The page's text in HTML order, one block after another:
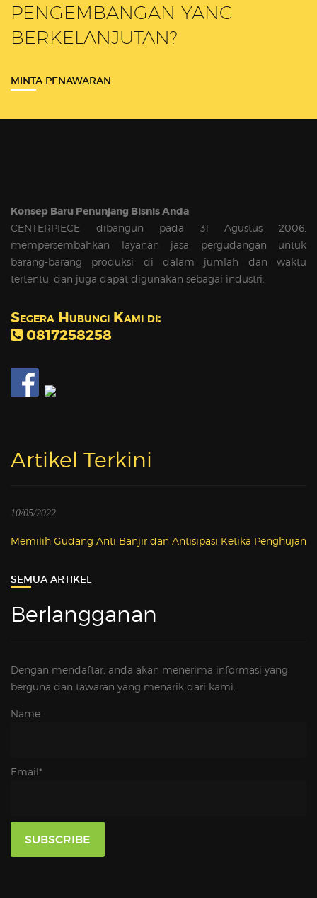
PENGEMBANGAN YANG
BERKELANJUTAN?
MINTA PENAWARAN
Konsep Baru Penunjang Bisnis Anda
CENTERPIECE dibangun pada 31 Agustus 2006,
mempersembahkan layanan jasa pergudangan untuk
barang-barang produksi di dalam jumlah dan waktu
tertentu, dan juga dapat digunakan sebagai industri.
Segera Hubungi Kami di:
0817258258
Artikel Terkini
10/05/2022
Memilih Gudang Anti Banjir dan Antisipasi Ketika Penghujan
SEMUA ARTIKEL
Berlangganan
Dengan mendaftar, anda akan menerima informasi yang
berguna dan tawaran yang menarik dari kami.
Name
Email*